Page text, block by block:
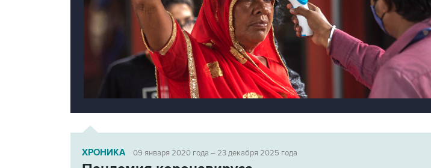
ХРОНИКА 09 января 2020 года – 23 декабря 2025 года